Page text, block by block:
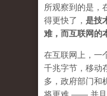
所观察到的是，
得更快了， 是技
难，而互联网的
在互联网上，一
千兆字节，移动
多，政府部门和